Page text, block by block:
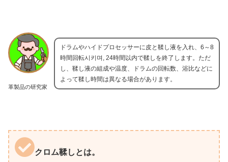
革製品の研究家
ドラムやハイドプロセッサーに皮と鞣し液を入れ、6～8
時間回転시키며, 24時間以内で鞣しを終了します。ただ
し、鞣し液の組成や温度、ドラムの回転数、浴比などに
よって鞣し時間は異なる場合があります。
クロム鞣しとは。